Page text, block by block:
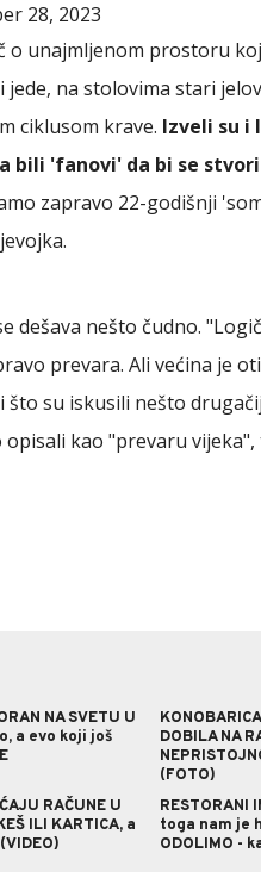
28, 2023
o unajmljenom prostoru
jede, na stolovima stari
ciklusom krave. Izveli su i
bili 'fanovi' da bi se
zapravo 22-godišnji
dešava nešto čudno.
prevara. Ali većina je
su iskusili nešto
kao "prevaru
NA SVETU U
a evo koji još
DOBILA NA
(FOTO)
RAČUNE U
ILI KARTICA, a
RESTORANI
toga nam je
ODOLIMO -